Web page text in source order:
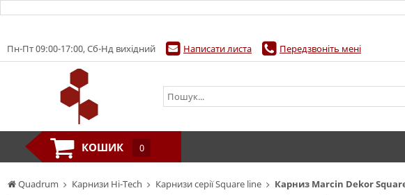
Quadrum Карнизи Hi-Tech Карнизи серії Square line Карниз Marcin Dekor
Пн-Пт 09:00-17:00, Сб-Нд вихідний Написати листа Передзвоніть мені
КОШИК 0